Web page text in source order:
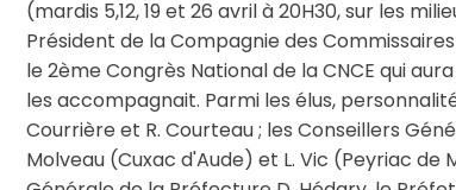
(mardis 5,12, 19 et 26 avril à 20H30, sur les
Président de la Compagnie des
le 2ème Congrès National de la CNCE qui
les accompagnait. Parmi les élus,
Courrière et R. Courteau ; les Conseillers
Molveau (Cuxac d'Aude) et L. Vic (Peyriac